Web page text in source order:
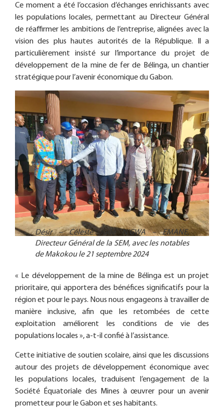
Ce moment a été l’occasion d’échanges enrichissants avec
les populations locales, permettant au Directeur Général
de réaffirmer les ambitions de l’entreprise, alignées avec la
vision des plus hautes autorités de la République. Il a
particulièrement insisté sur l’importance du projet de
développement de la mine de fer de Bélinga, un chantier
stratégique pour l’avenir économique du Gabon.
Désir – Céleste Jude N’GWA – EMANE,
Directeur Général de la SEM, avec les notables
de Makokou le 21 septembre 2024
« Le développement de la mine de Bélinga est un projet
prioritaire, qui apportera des bénéfices significatifs pour la
région et pour le pays. Nous nous engageons à travailler de
manière inclusive, afin que les retombées de cette
exploitation améliorent les conditions de vie des
populations locales », a-t-il confié à l’assistance.
Cette initiative de soutien scolaire, ainsi que les discussions
autour des projets de développement économique avec
les populations locales, traduisent l’engagement de la
Société Équatoriale des Mines à œuvrer pour un avenir
prometteur pour le Gabon et ses habitants.